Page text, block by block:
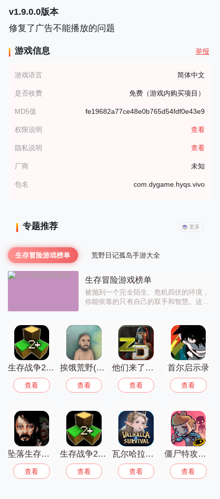
v1.9.0.0版本
修复了广告不能播放的问题
游戏信息 举报
游戏语言 简体中文
是否收费 免费（游戏内购买项目）
MD5值 fe19682a77ce48e0b765d54fdf0e43e9
权限说明 查看
隐私说明 查看
厂商 未知
包名 com.dygame.hyqs.vivo
专题推荐 更多
生存冒险游戏榜单 荒野日记孤岛手游大全
生存冒险游戏榜单
被抛到一个完全陌生、危机四伏的环境，
你能依靠的只有自己的双手和智慧。这就
难所，狩猎食物，并时刻提防野兽和恶劣
天气的威胁。游戏的核心循环是“收集-制
作-生存-探索”，每一次探险都充满未知，
可能发现宝贵资源，也可能遭遇致命危
险。强烈的代入感和在绝境中挣扎求生的
紧张感是其他游戏无法替代的。如果你向
往自给自足的生活，享受从零开始建设家
园的成就感，欢迎来到这个残酷又美丽的
生存战争2.2联机版中文版
查看
挨饿荒野(联机版)
查看
他们来了僵尸防御无限金币版
查看
首尔启示录
查看
坠落生存中文版
查看
生存战争2中文版下载安装
查看
瓦尔哈拉生存
查看
僵尸特攻队最新版（Zombies）
查看